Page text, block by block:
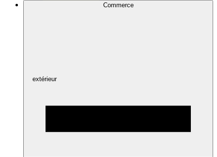
Commerce
extérieur